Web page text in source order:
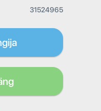
31524965